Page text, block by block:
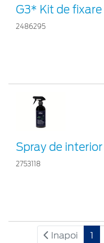
G3* Kit de fixare
2486295
Spray de
2753118
Inapoi 1